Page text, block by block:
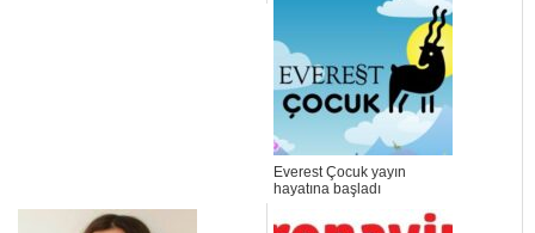
Everest Çocuk yayın
hayatına başladı